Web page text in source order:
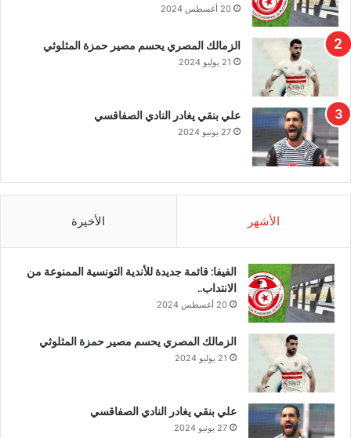
20 أغسطس 2024
الزمالك المصري يحسم مصير حمزة المثلوثي
21 يوليو 2024
علي بنقي يغادر النادي الصفاقسي
27 يونيو 2024
الأشهر الأخيرة
الفيفا: قائمة جديدة للأندية التونسية الممنوعة من
الانتداب..
20 أغسطس 2024
الزمالك المصري يحسم مصير حمزة المثلوثي
21 يوليو 2024
علي بنقي يغادر النادي الصفاقسي
27 يونيو 2024